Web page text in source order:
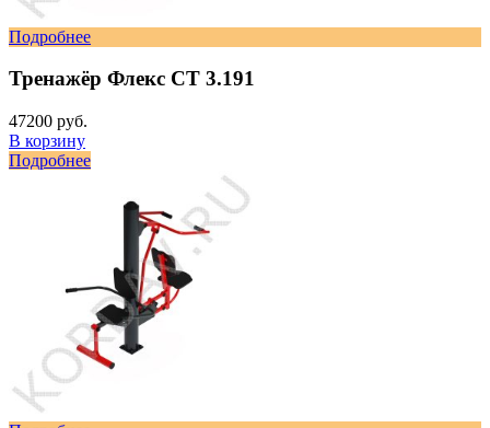
Подробнее
Тренажёр Флекс СТ 3.191
47200 руб.
В корзину
Подробнее